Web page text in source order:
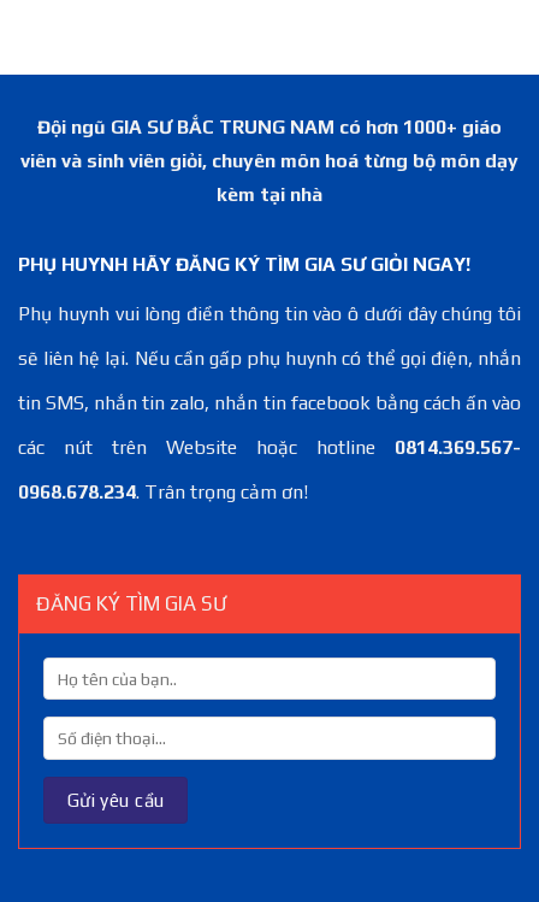
Đội ngũ GIA SƯ BẮC TRUNG NAM có hơn 1000+ giáo
viên và sinh viên giỏi, chuyên môn hoá từng bộ môn dạy
kèm tại nhà
PHỤ HUYNH HÃY ĐĂNG KÝ TÌM GIA SƯ GIỎI NGAY!
Phụ huynh vui lòng điền thông tin vào ô dưới đây chúng tôi
sẽ liên hệ lại. Nếu cần gấp phụ huynh có thể gọi điện, nhắn
tin SMS, nhắn tin zalo, nhắn tin facebook bằng cách ấn vào
các nút trên Website hoặc hotline 0814.369.567-
0968.678.234. Trân trọng cảm ơn!
ĐĂNG KÝ TÌM GIA SƯ